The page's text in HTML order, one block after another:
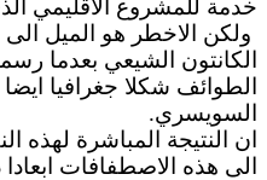
خدمة للمشروع الاقليمي
ولكن الاخطر هو الميل
الكانتون الشيعي بعدما
الطوائف شكلا جغرافيا
السويسري.
ان النتيجة المباشرة لهذه
الى هذه الاصطفافات